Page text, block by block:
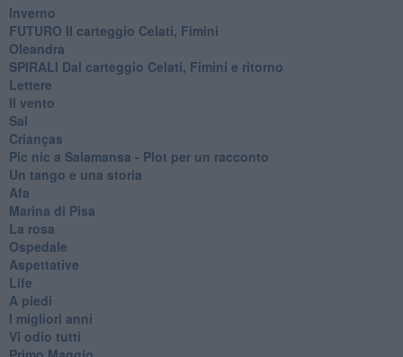
Inverno
FUTURO Il carteggio Celati, Fimini
Oleandra
SPIRALI Dal carteggio Celati, Fimini e ritorno
Lettere
Il vento
Sal
Crianças
Pic nic a Salamansa - Plot per un racconto
Un tango e una storia
Afa
Marina di Pisa
La rosa
Ospedale
Aspettative
Life
A piedi
I migliori anni
Vi odio tutti